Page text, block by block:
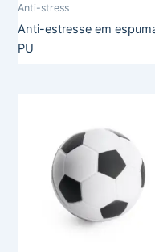
Anti-stress
Anti-estresse em
PU